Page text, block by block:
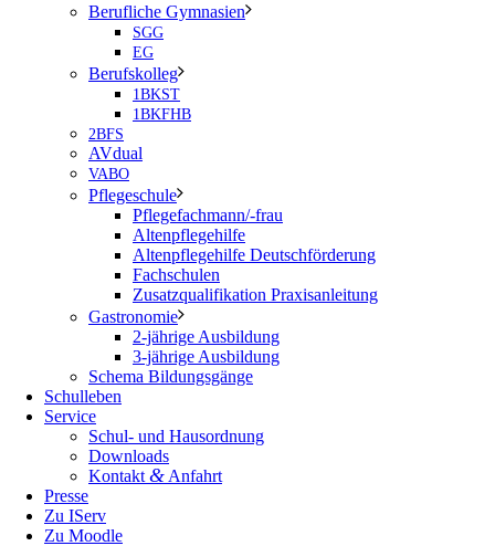
Berufliche Gymnasien
SGG
EG
Berufskolleg
1BKST
1BKFHB
2BFS
AVdual
VABO
Pflegeschule
Pflegefachmann/-frau
Altenpflegehilfe
Altenpflegehilfe Deutschförderung
Fachschulen
Zusatzqualifikation Praxisanleitung
Gastronomie
2-jährige Ausbildung
3-jährige Ausbildung
Schema Bildungsgänge
Schulleben
Service
Schul- und Hausordnung
Downloads
Kontakt & Anfahrt
Presse
Zu IServ
Zu Moodle